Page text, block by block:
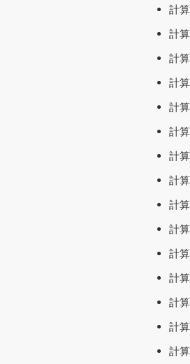
計
計
計
計
計
計
計
計
計
計
計
計
計
計
計